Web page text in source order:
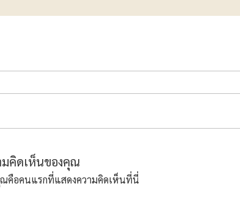
มคิดเห็นของคุณ
คือคนแรกที่แสดงความคิดเห็นที่นี่